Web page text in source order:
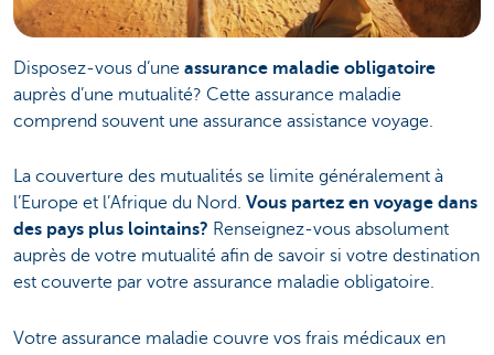
Disposez-vous d’une assurance maladie obligatoire
auprès d’une mutualité? Cette assurance maladie
comprend souvent une assurance assistance voyage.
La couverture des mutualités se limite généralement à
l’Europe et l’Afrique du Nord. Vous partez en voyage dans
des pays plus lointains? Renseignez-vous absolument
auprès de votre mutualité afin de savoir si votre destination
est couverte par votre assurance maladie obligatoire.
Votre assurance maladie couvre vos frais médicaux en